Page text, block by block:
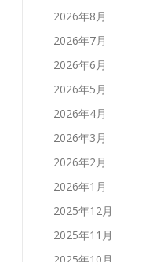
2026年8月
2026年7月
2026年6月
2026年5月
2026年4月
2026年3月
2026年2月
2026年1月
2025年12月
2025年11月